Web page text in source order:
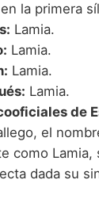
la primera
Lamia.
Lamia.
Lamia.
Lamia.
de
el
como Lamia,
dada su